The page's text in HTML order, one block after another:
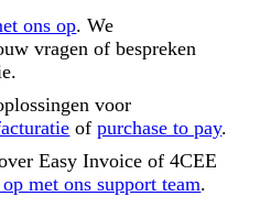
ons op. We
vragen of bespreken
voor
ofpurchase to pay.
Easy Invoice of 4CEE
met ons support team.